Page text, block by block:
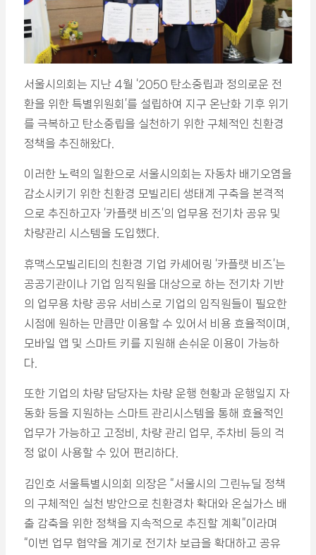
서울시의회는 지난 4월 ‘2050 탄소중립과 정의로운 전
환을 위한 특별위원회’를 설립하여 지구 온난화 기후 위기
를 극복하고 탄소중립을 실천하기 위한 구체적인 친환경
정책을 추진해왔다.
이러한 노력의 일환으로 서울시의회는 자동차 배기오염을
감소시키기 위한 친환경 모빌리티 생태계 구축을 본격적
으로 추진하고자 ‘카플랫 비즈’의 업무용 전기차 공유 및
차량관리 시스템을 도입했다.
휴맥스모빌리티의 친환경 기업 카셰어링 ‘카플랫 비즈’는
공공기관이나 기업 임직원을 대상으로 하는 전기차 기반
의 업무용 차량 공유 서비스로 기업의 임직원들이 필요한
시점에 원하는 만큼만 이용할 수 있어서 비용 효율적이며,
모바일 앱 및 스마트 키를 지원해 손쉬운 이용이 가능하
다.
또한 기업의 차량 담당자는 차량 운행 현황과 운행일지 자
동화 등을 지원하는 스마트 관리시스템을 통해 효율적인
업무가 가능하고 고정비, 차량 관리 업무, 주차비 등의 걱
정 없이 사용할 수 있어 편리하다.
김인호 서울특별시의회 의장은 “서울시의 그린뉴딜 정책
의 구체적인 실천 방안으로 친환경차 확대와 온실가스 배
출 감축을 위한 정책을 지속적으로 추진할 계획”이라며
“이번 업무 협약을 계기로 전기차 보급을 확대하고 공유